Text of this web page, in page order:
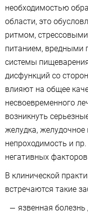
необходимостью
области, это
ритмом,
питанием, вредными
системы
дисфункций со
влияют на общее
несвоевременного
возникнуть
желудка, желудочное
непроходимость и
негативных
В клинической
встречаются такие
язвенная